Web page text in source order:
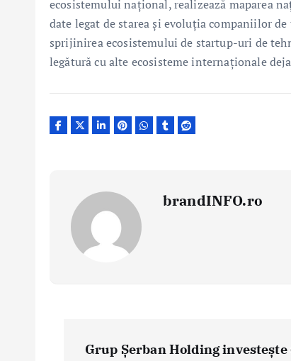
ecosistemului național, realizează maparea
date legat de starea și evoluția companiilor
sprijinirea ecosistemului de startup-uri de
legătură cu alte ecosisteme internaționale
brandINFO.ro
Grup Șerban Holding investește